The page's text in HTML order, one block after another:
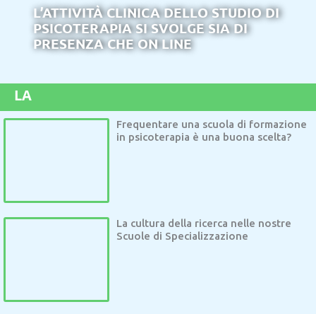
L’ATTIVITÀ CLINICA DELLO STUDIO DI
PSICOTERAPIA SI SVOLGE SIA DI
PRESENZA CHE ON LINE
LA
Frequentare una scuola di formazione
in psicoterapia è una buona scelta?
La cultura della ricerca nelle nostre
Scuole di Specializzazione